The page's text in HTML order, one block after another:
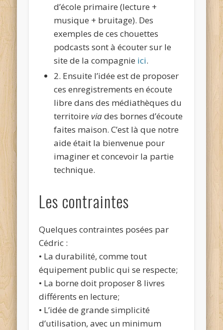
d’école primaire (lecture +
musique + bruitage). Des
exemples de ces chouettes
podcasts sont à écouter sur le
site de la compagnie ici.
2. Ensuite l’idée est de proposer
ces enregistrements en écoute
libre dans des médiathèques du
territoireviades bornes d’écoute
faites maison. C’est là que notre
aide était la bienvenue pour
imaginer et concevoir la partie
technique.
Les contraintes
Quelques contraintes posées par
Cédric :
• La durabilité, comme tout
équipement public qui se respecte;
• La borne doit proposer 8 livres
différents en lecture;
• L’idée de grande simplicité
d’utilisation, avec un minimum